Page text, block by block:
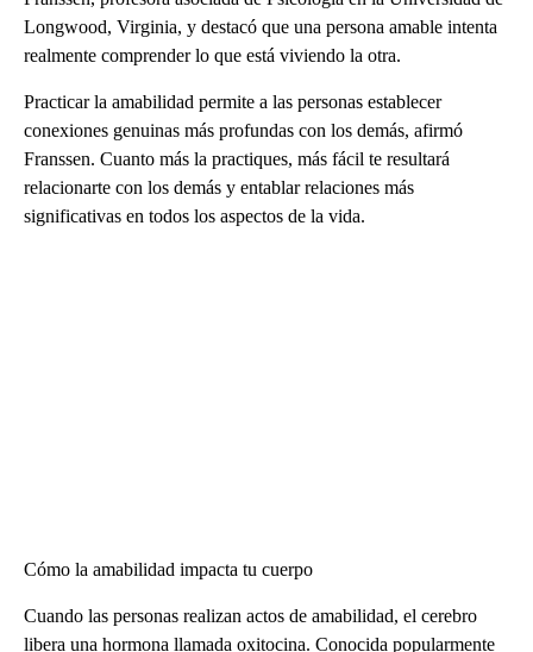
Longwood, Virginia, y destacó que una persona amable intenta
realmente comprender lo que está viviendo la otra.
Practicar la amabilidad permite a las personas establecer
conexiones genuinas más profundas con los demás, afirmó
Franssen. Cuanto más la practiques, más fácil te resultará
relacionarte con los demás y entablar relaciones más
significativas en todos los aspectos de la vida.
Cómo la amabilidad impacta tu cuerpo
Cuando las personas realizan actos de amabilidad, el cerebro
libera una hormona llamada oxitocina. Conocida popularmente